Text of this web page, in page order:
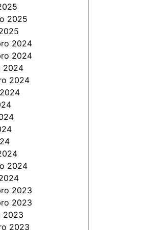
2025
2024
2024
2024
2024
2024
2023
2023
2023
2023